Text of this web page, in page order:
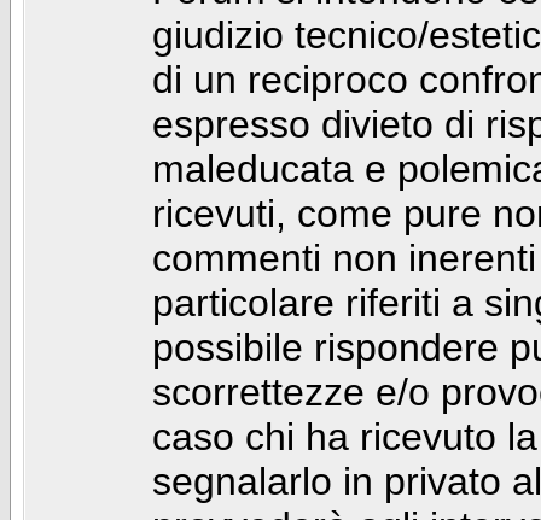
giudizio tecnico/
di un reciproco
espresso divieto di
maleducata e
ricevuti, come pure
commenti non
particolare riferiti a
possibile rispondere
scorrettezze e/o
caso chi ha ricevuto
segnalarlo in privato